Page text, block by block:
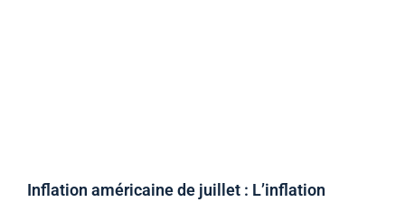
Inflation américaine de juillet : L’inflation